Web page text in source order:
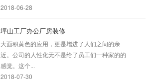
2018-06-28
坪山工厂办公厂房装修
大面积黄色的应用，更是增进了人们之间的亲
近。公司的人性化无不是给了员工们一种家的的
感觉。这个...
2018-07-30